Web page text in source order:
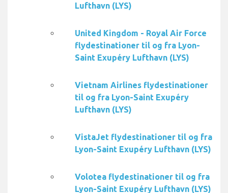
Lufthavn (LYS)
United Kingdom - Royal Air Force
flydestinationer til og fra Lyon-
Saint Exupéry Lufthavn (LYS)
Vietnam Airlines flydestinationer
til og fra Lyon-Saint Exupéry
Lufthavn (LYS)
VistaJet flydestinationer til og fra
Lyon-Saint Exupéry Lufthavn (LYS)
Volotea flydestinationer til og fra
Lyon-Saint Exupéry Lufthavn (LYS)